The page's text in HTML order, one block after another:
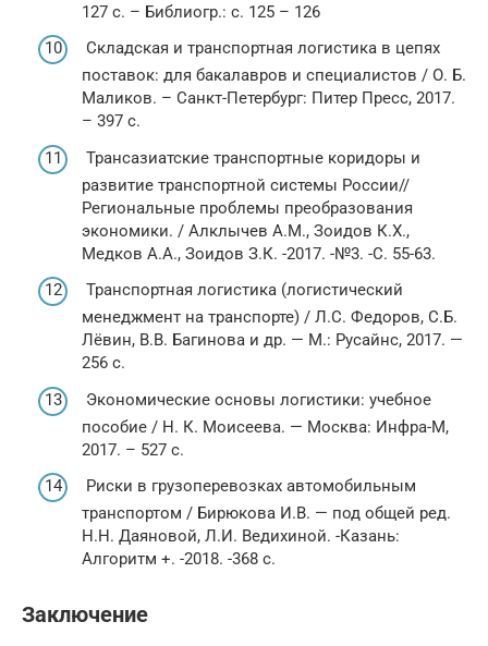
127 с. – Библиогр.: с. 125 – 126
Складская и транспортная логистика в цепях
поставок: для бакалавров и специалистов / О. Б.
Маликов. – Санкт-Петербург: Питер Пресс, 2017.
– 397 с.
Трансазиатские транспортные коридоры и
развитие транспортной системы России//
Региональные проблемы преобразования
экономики. / Алклычев А.М., Зоидов К.Х.,
Медков А.А., Зоидов З.К. -2017. -№3. -С. 55-63.
Транспортная логистика (логистический
менеджмент на транспорте) / Л.С. Федоров, С.Б.
Лёвин, В.В. Багинова и др. — М.: Русайнс, 2017. —
256 c.
Экономические основы логистики: учебное
пособие / Н. К. Моисеева. — Москва: Инфра-М,
2017. – 527 с.
Риски в грузоперевозках автомобильным
транспортом / Бирюкова И.В. — под общей ред.
Н.Н. Даяновой, Л.И. Ведихиной. -Казань:
Алгоритм +. -2018. -368 с.
Заключение